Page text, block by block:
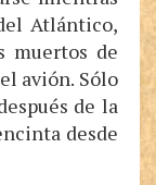
Atlántico,
muertos de
avión. Sólo
de la
desde